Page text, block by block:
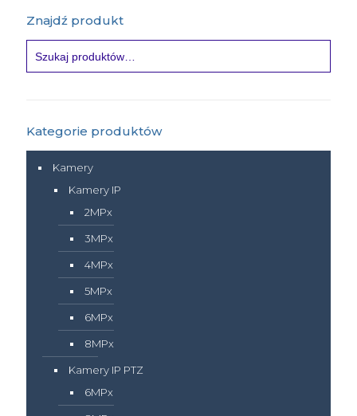
Znajdź produkt
Kategorie produktów
Kamery
Kamery IP
2MPx
3MPx
4MPx
5MPx
6MPx
8MPx
Kamery IP PTZ
6MPx